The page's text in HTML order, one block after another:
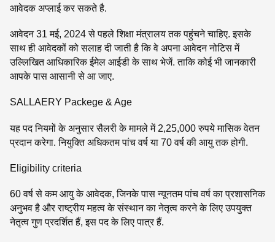
आवेदक अप्लाई कर सकते है.
आवेदन 31 मई, 2024 से पहले शिक्षा मंत्रालय तक पहुंचने चाहिए. इसके
साथ ही आवेदकों को सलाह दी जाती है कि वे अपना आवेदन नोटिस में
उल्लिखित आधिकारिक ईमेल आईडी के साथ भेजें. ताकि कोई भी जानकारी
आपके पास आसानी से आ जाए.
SALLAERY Packege & Age
यह पद नियमों के अनुसार सैलरी के मामले में 2,25,000 रुपये मासिक वेतन
प्रदान करेगा. नियुक्ति अधिकतम पांच वर्ष या 70 वर्ष की आयु तक होगी.
Eligibility criteria
60 वर्ष से कम आयु के आवेदक, जिनके पास न्यूनतम पांच वर्ष का प्रशासनिक
अनुभव है और राष्ट्रीय महत्व के संस्थान का नेतृत्व करने के लिए उपयुक्त
नेतृत्व गुण प्रदर्शित हैं, इस पद के लिए पात्र हैं.